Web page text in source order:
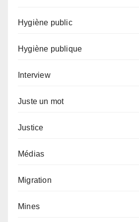
Hygiène public
Hygiène publique
Interview
Juste un mot
Justice
Médias
Migration
Mines